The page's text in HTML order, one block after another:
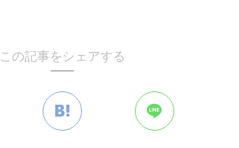
この記事をシェアする